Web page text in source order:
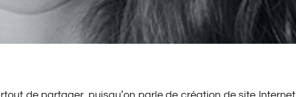
de partager, puisqu’on parle de création de site Internet